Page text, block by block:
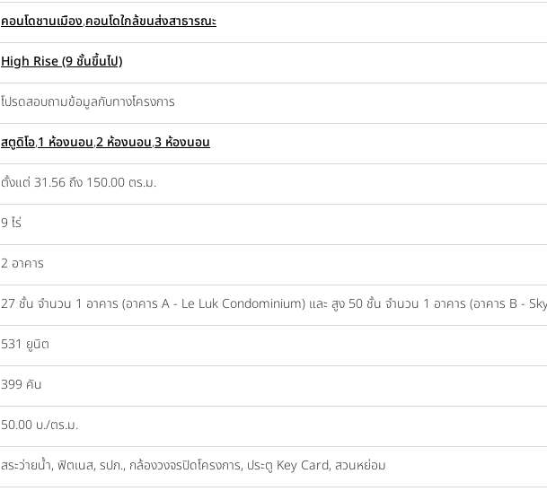
คอนโดชานเมือง,คอนโดใกล้ขนส่งสาธารณะ
High Rise (9 ชั้นขึ้นไป)
โปรดสอบถามข้อมูลกับทางโครงการ
สตูดิโอ,1 ห้องนอน,2 ห้องนอน,3 ห้องนอน
ตั้งแต่ 31.56 ถึง 150.00 ตร.ม.
9 ไร่
2 อาคาร
27 ชั้น จำนวน 1 อาคาร (อาคาร A - Le Luk Condominium) และ สูง 50 ชั้น จำนวน 1 อาคาร (อาคาร B -
531 ยูนิต
399 คัน
50.00 บ./ตร.ม.
สระว่ายน้ำ, ฟิตเนส, รปภ., กล้องวงจรปิดโครงการ, ประตู Key Card, สวนหย่อม